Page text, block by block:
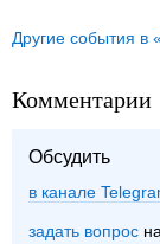
Другие события в
Комментарии
Обсудить
в канале
задать вопрос